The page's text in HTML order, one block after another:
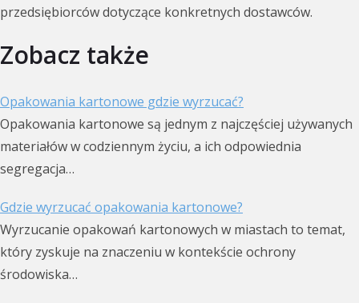
przedsiębiorców dotyczące konkretnych dostawców.
Zobacz także
Opakowania kartonowe gdzie wyrzucać?
Opakowania kartonowe są jednym z najczęściej używanych
materiałów w codziennym życiu, a ich odpowiednia
segregacja…
Gdzie wyrzucać opakowania kartonowe?
Wyrzucanie opakowań kartonowych w miastach to temat,
który zyskuje na znaczeniu w kontekście ochrony
środowiska…